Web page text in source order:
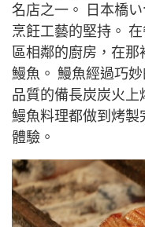
名店之一。 日本橋
烹飪工藝的堅持。
區相鄰的廚房，在
鰻魚。 鰻魚經過巧
品質的備長炭炭火
鰻魚料理都做到烤
體驗。